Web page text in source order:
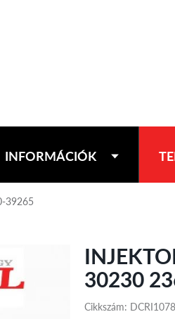
INFORMÁCIÓK
39265
30230
Cikkszám: